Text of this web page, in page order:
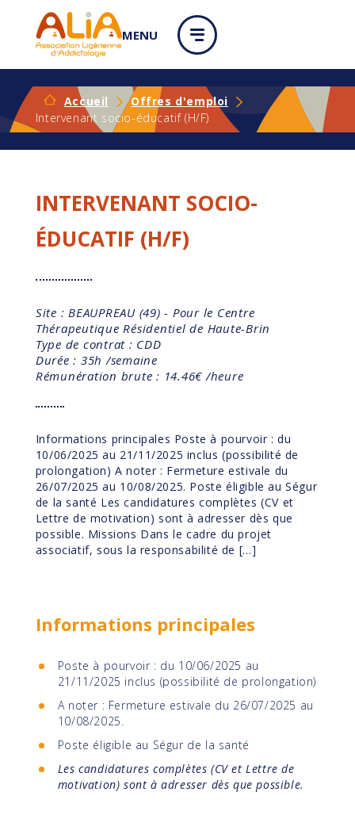
MENU
Accueil
Offres d'emploi
Intervenant socio-éducatif (H/F)
INTERVENANT SOCIO-
ÉDUCATIF (H/F)
Site : BEAUPREAU (49) - Pour le Centre
Thérapeutique Résidentiel de Haute-Brin
Type de contrat : CDD
Durée : 35h /semaine
Rémunération brute : 14.46€ /heure
Informations principales Poste à pourvoir : du
10/06/2025 au 21/11/2025 inclus (possibilité de
prolongation) A noter : Fermeture estivale du
26/07/2025 au 10/08/2025. Poste éligible au Ségur
de la santé Les candidatures complètes (CV et
Lettre de motivation) sont à adresser dès que
possible. Missions Dans le cadre du projet
associatif, sous la responsabilité de […]
Informations principales
Poste à pourvoir : du 10/06/2025 au
21/11/2025 inclus (possibilité de prolongation)
A noter : Fermeture estivale du 26/07/2025 au
10/08/2025.
Poste éligible au Ségur de la santé
Les candidatures complètes (CV et Lettre de
motivation) sont à adresser dès que possible.